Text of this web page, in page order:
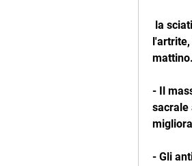
mattino.
- Il
sacrale
- Gli